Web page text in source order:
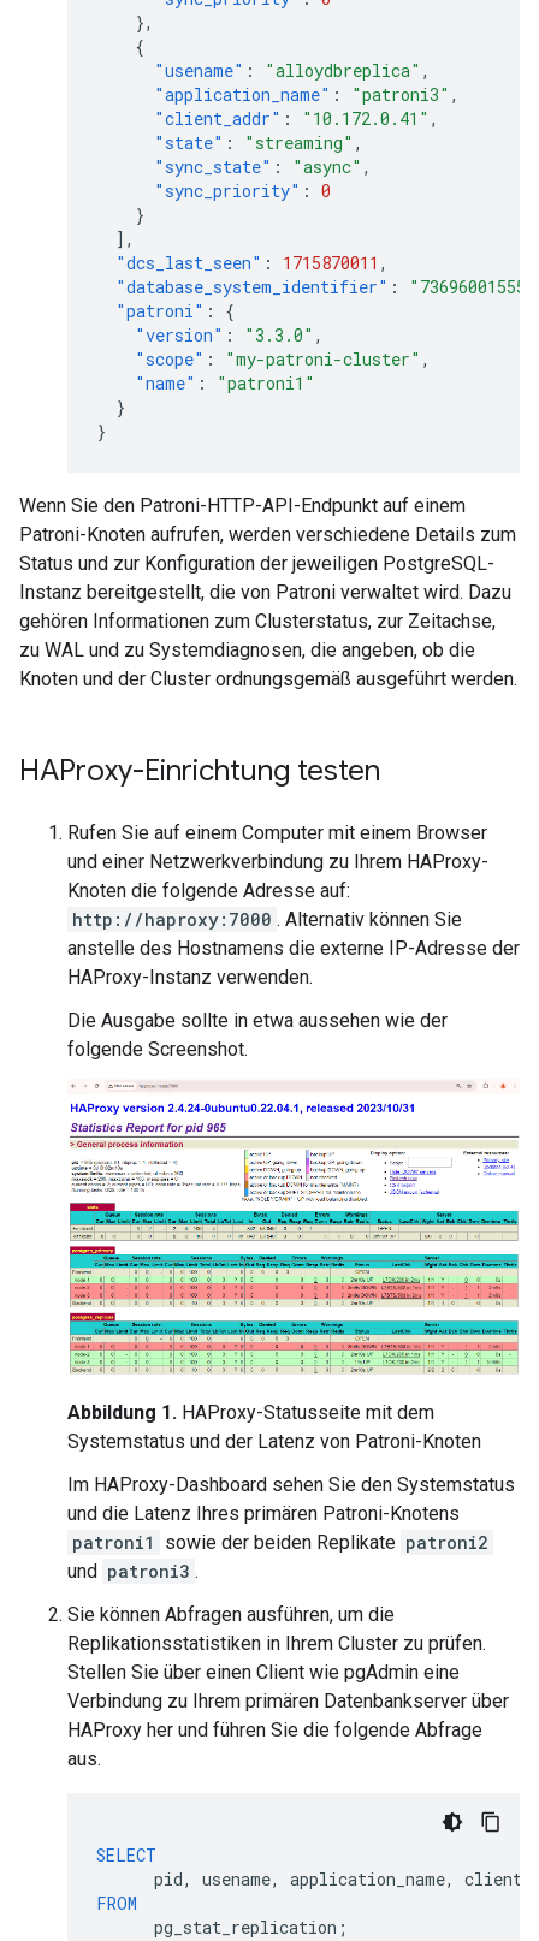
},
{
"usename" : "alloydbreplica" ,
"application_name" : "patroni3" ,
"client_addr" : "10.172.0.41" ,
"state" : "streaming" ,
"sync_state" : "async" ,
"sync_priority" : 0
}
],
"dcs_last_seen" : 1715870011 ,
"database_system_identifier" :
"patroni" :
{
"version" : "3.3.0" ,
"scope" : "my-patroni-cluster" ,
"name" :
"patroni1"
}
}
Wenn Sie den Patroni-HTTP-API-Endpunkt auf einem
Patroni-Knoten aufrufen, werden verschiedene Details zum
Status und zur Konfiguration der jeweiligen PostgreSQL-
Instanz bereitgestellt, die von Patroni verwaltet wird. Dazu
gehören Informationen zum Clusterstatus, zur Zeitachse,
zu WAL und zu Systemdiagnosen, die angeben, ob die
Knoten und der Cluster ordnungsgemäß ausgeführt werden.
HAProxy-Einrichtung testen
Rufen Sie auf einem Computer mit einem Browser
und einer Netzwerkverbindung zu Ihrem HAProxy-
Knoten die folgende Adresse auf:
http://haproxy:7000 . Alternativ können Sie
anstelle des Hostnamens die externe IP-Adresse der
HAProxy-Instanz verwenden.
Die Ausgabe sollte in etwa aussehen wie der
folgende Screenshot.
Abbildung 1. HAProxy-Statusseite mit dem
Systemstatus und der Latenz von Patroni-Knoten
Im HAProxy-Dashboard sehen Sie den Systemstatus
und die Latenz Ihres primären Patroni-Knotens
patroni1
sowie der beiden Replikate patroni2
und patroni3 .
Sie können Abfragen ausführen, um die
Replikationsstatistiken in Ihrem Cluster zu prüfen.
Stellen Sie über einen Client wie pgAdmin eine
Verbindung zu Ihrem primären Datenbankserver über
HAProxy her und führen Sie die folgende Abfrage
aus.
SELECT
pid, usename, application_name,
FROM
pg_stat_replication ;